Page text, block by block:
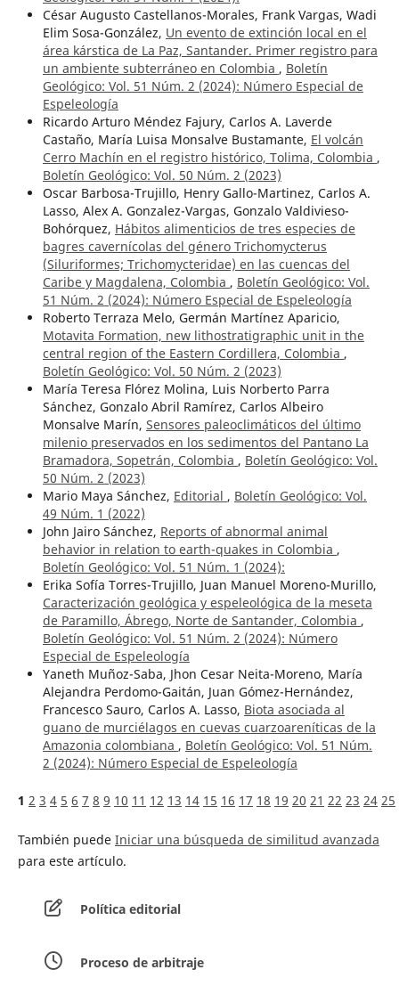
César Augusto Castellanos-Morales, Frank Vargas, Wadi
Elim Sosa-González, Un evento de extinción local en el
área kárstica de La Paz, Santander. Primer registro para
un ambiente subterráneo en Colombia , Boletín
Geológico: Vol. 51 Núm. 2 (2024): Número Especial de
Espeleología
Ricardo Arturo Méndez Fajury, Carlos A. Laverde
Castaño, María Luisa Monsalve Bustamante, El volcán
Cerro Machín en el registro histórico, Tolima, Colombia ,
Boletín Geológico: Vol. 50 Núm. 2 (2023)
Oscar Barbosa-Trujillo, Henry Gallo-Martinez, Carlos A.
Lasso, Alex A. Gonzalez-Vargas, Gonzalo Valdivieso-
Bohórquez, Hábitos alimenticios de tres especies de
bagres cavernícolas del género Trichomycterus
(Siluriformes; Trichomycteridae) en las cuencas del
Caribe y Magdalena, Colombia , Boletín Geológico: Vol.
51 Núm. 2 (2024): Número Especial de Espeleología
Roberto Terraza Melo, Germán Martínez Aparicio,
Motavita Formation, new lithostratigraphic unit in the
central region of the Eastern Cordillera, Colombia ,
Boletín Geológico: Vol. 50 Núm. 2 (2023)
María Teresa Flórez Molina, Luis Norberto Parra
Sánchez, Gonzalo Abril Ramírez, Carlos Albeiro
Monsalve Marín, Sensores paleoclimáticos del último
milenio preservados en los sedimentos del Pantano La
Bramadora, Sopetrán, Colombia , Boletín Geológico: Vol.
50 Núm. 2 (2023)
Mario Maya Sánchez, Editorial , Boletín Geológico: Vol.
49 Núm. 1 (2022)
John Jairo Sánchez, Reports of abnormal animal
behavior in relation to earth-quakes in Colombia ,
Boletín Geológico: Vol. 51 Núm. 1 (2024):
Erika Sofía Torres-Trujillo, Juan Manuel Moreno-Murillo,
Caracterización geológica y espeleológica de la meseta
de Paramillo, Ábrego, Norte de Santander, Colombia ,
Boletín Geológico: Vol. 51 Núm. 2 (2024): Número
Especial de Espeleología
Yaneth Muñoz-Saba, Jhon Cesar Neita-Moreno, María
Alejandra Perdomo-Gaitán, Juan Gómez-Hernández,
Francesco Sauro, Carlos A. Lasso, Biota asociada al
guano de murciélagos en cuevas cuarzoareníticas de la
Amazonia colombiana , Boletín Geológico: Vol. 51 Núm.
2 (2024): Número Especial de Espeleología
1 2 3 4 5 6 7 8 9 10 11 12 13 14 15 16 17 18 19 20 21 22 23 24 25
También puede Iniciar una búsqueda de similitud avanzada
para este artículo.
Política editorial
Proceso de arbitraje